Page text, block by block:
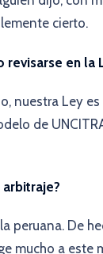
cierto.
en la
nuestra Ley
de
peruana. De
mucho a este